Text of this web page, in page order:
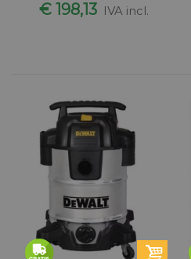
€ 198,13 IVA incl.